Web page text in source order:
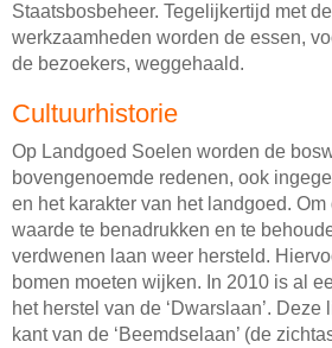
Staatsbosbeheer. Tegelijkertijd met
werkzaamheden worden de essen,
de bezoekers, weggehaald.
Cultuurhistorie
Op Landgoed Soelen worden de
bovengenoemde redenen, ook
en het karakter van het landgoed.
waarde te benadrukken en te
verdwenen laan weer hersteld.
bomen moeten wijken. In 2010 is al
het herstel van de ‘Dwarslaan’.
kant van de ‘Beemdselaan’ (de